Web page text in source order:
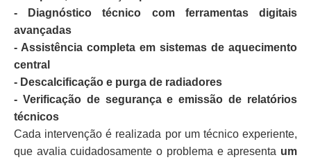
- Diagnóstico técnico com ferramentas digitais
avançadas
- Assistência completa em sistemas de aquecimento
central
- Descalcificação e purga de radiadores
- Verificação de segurança e emissão de relatórios
técnicos
Cada intervenção é realizada por um técnico experiente,
que avalia cuidadosamente o problema e apresenta um